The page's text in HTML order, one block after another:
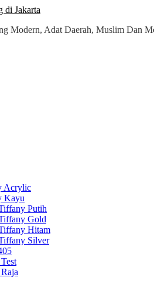
di Jakarta
Modern, Adat Daerah, Muslim Dan
Acrylic
Kayu
Putih
Gold
Hitam
Silver